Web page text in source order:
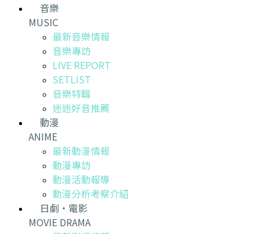
音樂
MUSIC
最新音樂情報
音樂專訪
LIVE REPORT
SETLIST
音樂特輯
迷迷好音推薦
動漫
ANIME
最新動漫情報
動漫專訪
動漫活動報導
動漫分析考察介紹
日劇・電影
MOVIE DRAMA